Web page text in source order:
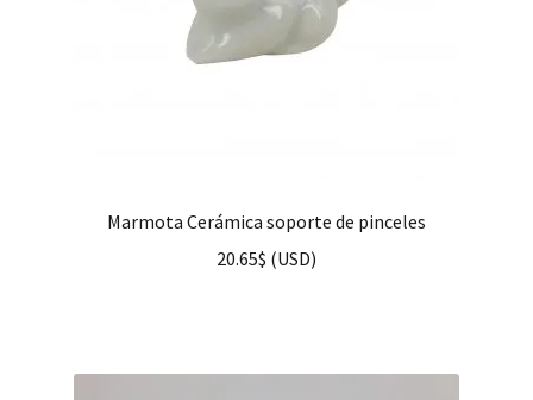
Marmota Cerámica soporte de pinceles
20.65$ (USD)